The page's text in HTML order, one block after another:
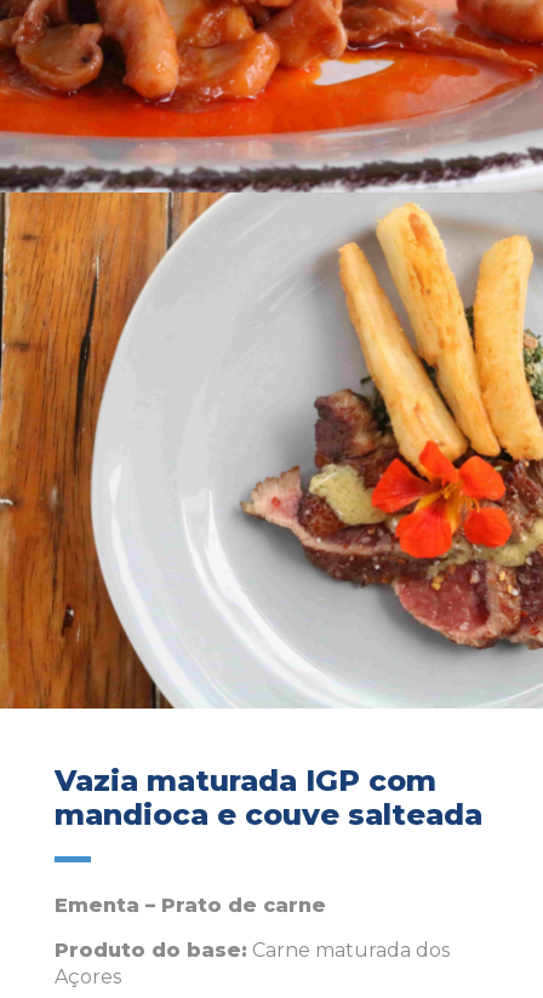
Vazia maturada IGP com
mandioca e couve salteada
Ementa – Prato de carne
Produto do base: Carne maturada dos
Açores